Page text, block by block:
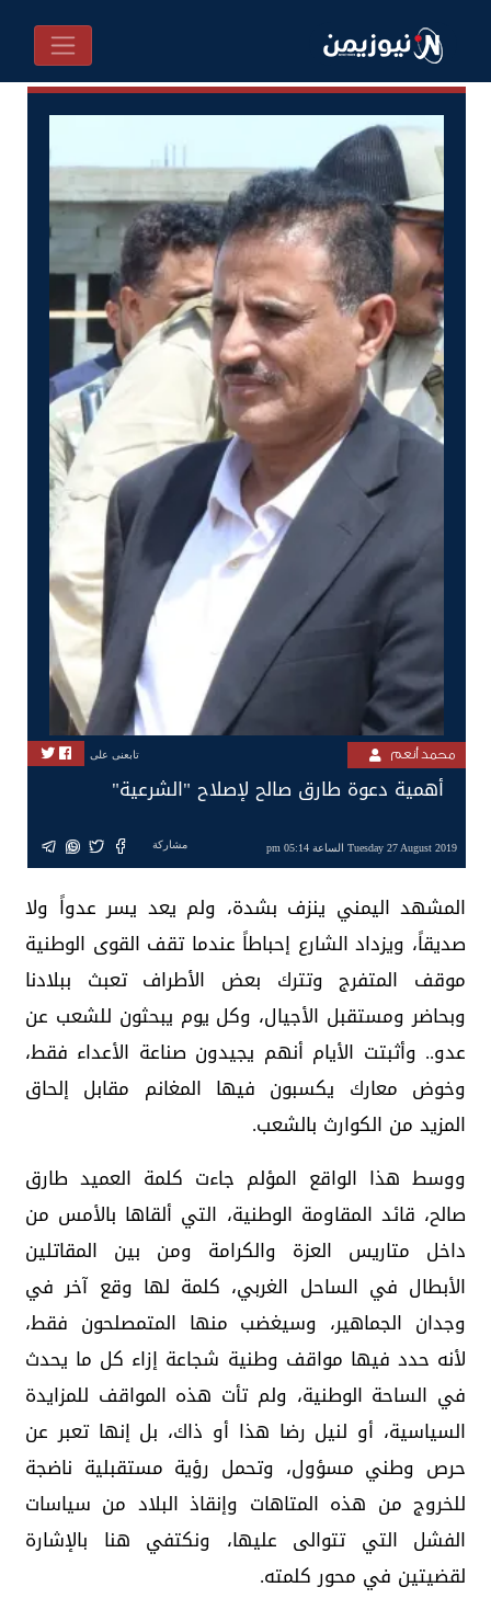
محمد أنعم تابعنى على
أهمية دعوة طارق صالح لإصلاح "الشرعية"
Tuesday 27 August 2019 الساعة 05:14 pm مشاركة
المشهد اليمني ينزف بشدة، ولم يعد يسر عدواً ولا
صديقاً، ويزداد الشارع إحباطاً عندما تقف القوى الوطنية
موقف المتفرج وتترك بعض الأطراف تعبث ببلادنا
وبحاضر ومستقبل الأجيال، وكل يوم يبحثون للشعب عن
عدو.. وأثبتت الأيام أنهم يجيدون صناعة الأعداء فقط،
وخوض معارك يكسبون فيها المغانم مقابل إلحاق
المزيد من الكوارث بالشعب.
ووسط هذا الواقع المؤلم جاءت كلمة العميد طارق
صالح، قائد المقاومة الوطنية، التي ألقاها بالأمس من
داخل متاريس العزة والكرامة ومن بين المقاتلين
الأبطال في الساحل الغربي، كلمة لها وقع آخر في
وجدان الجماهير، وسيغضب منها المتمصلحون فقط،
لأنه حدد فيها مواقف وطنية شجاعة إزاء كل ما يحدث
في الساحة الوطنية، ولم تأت هذه المواقف للمزايدة
السياسية، أو لنيل رضا هذا أو ذاك، بل إنها تعبر عن
حرص وطني مسؤول، وتحمل رؤية مستقبلية ناضجة
للخروج من هذه المتاهات وإنقاذ البلاد من سياسات
الفشل التي تتوالى عليها، ونكتفي هنا بالإشارة
لقضيتين في محور كلمته.